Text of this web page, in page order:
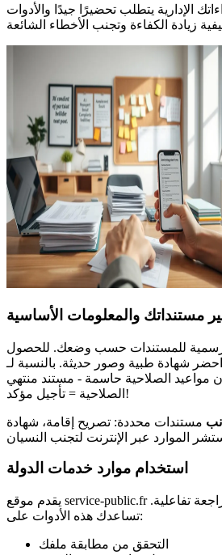
الإدارية يتطلب تحضيرًا جيدًا والأدوات
مستنداتك والمعلومات الأساسية
الرسمية للمستندات حسب وضعك. للحصول
شهادة طبية وصور حديثة. بالنسبة لـ
مواعيد الصلاحية حاسمة - مستند منتهي
الصلاحية = تأجيل مؤكد!
مستندات محددة: تصريح إقامة، شهادة
استخدام موارد خدمات الدولة
يقدم موقع service-public.fr محاكيات وقوائم مراجعة تفاعلية.
تساعدك هذه الأدوات على:
التحقق من مطابقة ملفك